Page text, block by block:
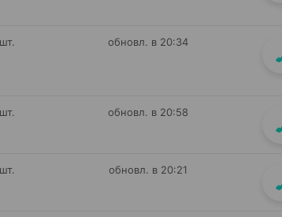
обновл. в 20:34
обновл. в 20:58
обновл. в 20:21